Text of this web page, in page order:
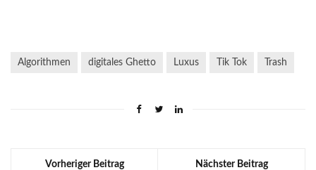
Algorithmen digitales Ghetto Luxus Tik Tok Trash
Vorheriger Beitrag Nächster Beitrag